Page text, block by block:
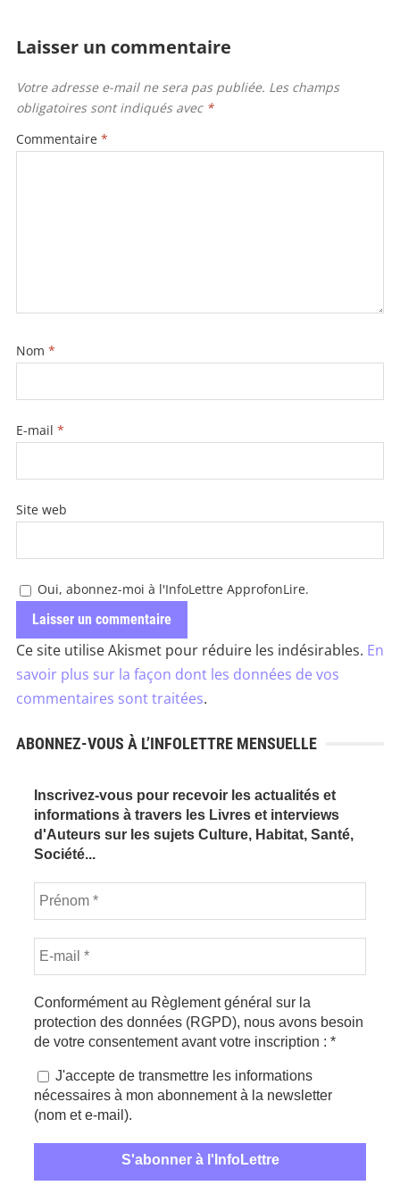
itt
er
c
e
b
o
o
ai
l
ai
l
ta
g
er
Laisser un commentaire
Votre adresse e-mail ne sera pas publiée. Les champs
obligatoires sont indiqués avec *
Commentaire *
Nom *
E-mail *
Site web
Oui, abonnez-moi à l'InfoLettre ApprofonLire.
Ce site utilise Akismet pour réduire les indésirables. En
savoir plus sur la façon dont les données de vos
commentaires sont traitées.
ABONNEZ-VOUS À L’INFOLETTRE MENSUELLE
Inscrivez-vous pour recevoir les actualités et
informations à travers les Livres et interviews
d'Auteurs sur les sujets Culture, Habitat, Santé,
Société...
Conformément au Règlement général sur la
protection des données (RGPD), nous avons besoin
de votre consentement avant votre inscription : *
J'accepte de transmettre les informations
nécessaires à mon abonnement à la newsletter
(nom et e-mail).